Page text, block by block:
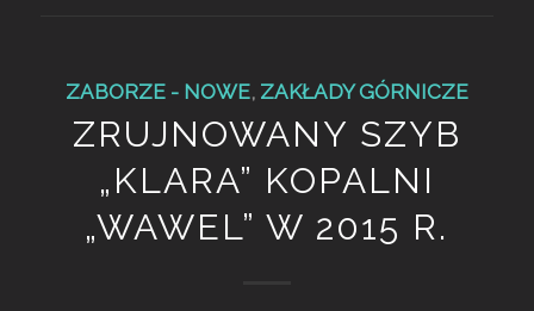
ZABORZE - NOWE, ZAKŁADY GÓRNICZE
ZRUJNOWANY SZYB
„KLARA” KOPALNI
„WAWEL” W 2015 R.